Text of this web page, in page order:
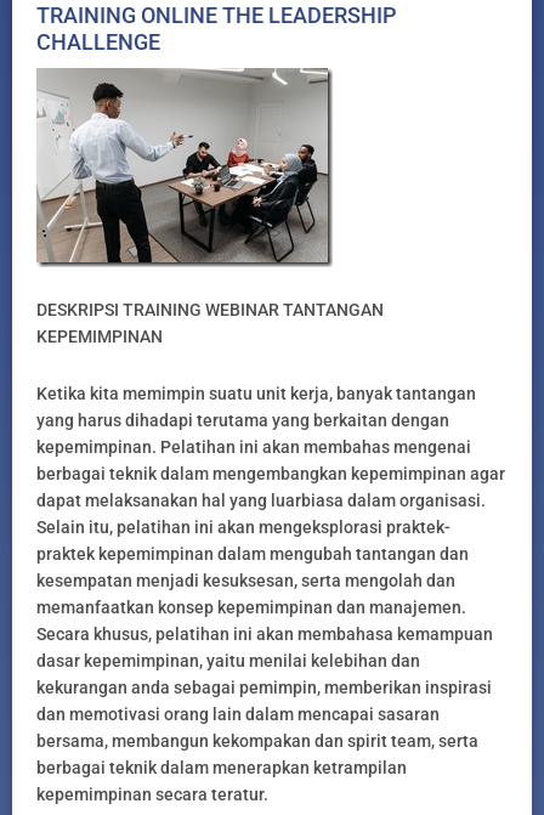
TRAINING ONLINE THE LEADERSHIP
CHALLENGE
DESKRIPSI TRAINING WEBINAR TANTANGAN
KEPEMIMPINAN
Ketika kita memimpin suatu unit kerja, banyak tantangan
yang harus dihadapi terutama yang berkaitan dengan
kepemimpinan. Pelatihan ini akan membahas mengenai
berbagai teknik dalam mengembangkan kepemimpinan agar
dapat melaksanakan hal yang luarbiasa dalam organisasi.
Selain itu, pelatihan ini akan mengeksplorasi praktek-
praktek kepemimpinan dalam mengubah tantangan dan
kesempatan menjadi kesuksesan, serta mengolah dan
memanfaatkan konsep kepemimpinan dan manajemen.
Secara khusus, pelatihan ini akan membahasa kemampuan
dasar kepemimpinan, yaitu menilai kelebihan dan
kekurangan anda sebagai pemimpin, memberikan inspirasi
dan memotivasi orang lain dalam mencapai sasaran
bersama, membangun kekompakan dan spirit team, serta
berbagai teknik dalam menerapkan ketrampilan
kepemimpinan secara teratur.